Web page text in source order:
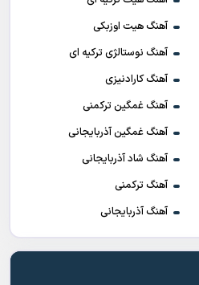
آهنگ هیت اوزبکی
آهنگ نوستالژی ترکیه ای
آهنگ کارادنیزی
آهنگ غمگین ترکمنی
آهنگ غمگین آذربایجانی
آهنگ شاد آذربایجانی
آهنگ ترکمنی
آهنگ آذربایجانی